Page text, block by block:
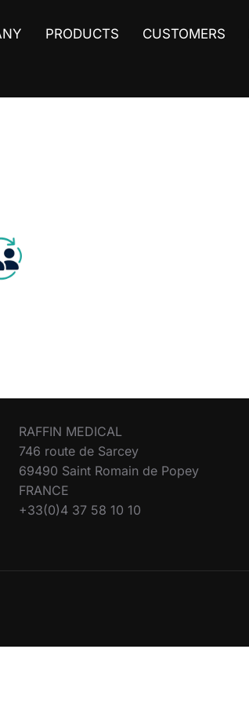
PRODUCTS CUSTOMERS
RAFFIN MEDICAL
746 route de Sarcey
69490 Saint Romain de Popey
FRANCE
+33(0)4 37 58 10 10